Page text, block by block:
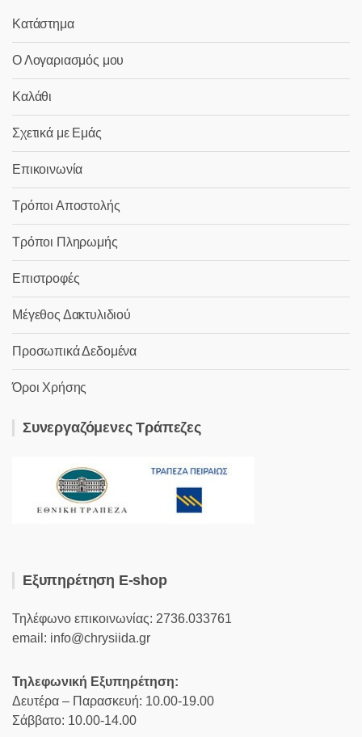
Κατάστημα
Ο Λογαριασμός μου
Καλάθι
Σχετικά με Εμάς
Επικοινωνία
Τρόποι Αποστολής
Τρόποι Πληρωμής
Επιστροφές
Μέγεθος Δακτυλιδιού
Προσωπικά Δεδομένα
Όροι Χρήσης
Συνεργαζόμενες Τράπεζες
Εξυπηρέτηση E-shop
Τηλέφωνο επικοινωνίας: 2736.033761
email: info@chrysiida.gr
Τηλεφωνική Εξυπηρέτηση:
Δευτέρα – Παρασκευή: 10.00-19.00
Σάββατο: 10.00-14.00